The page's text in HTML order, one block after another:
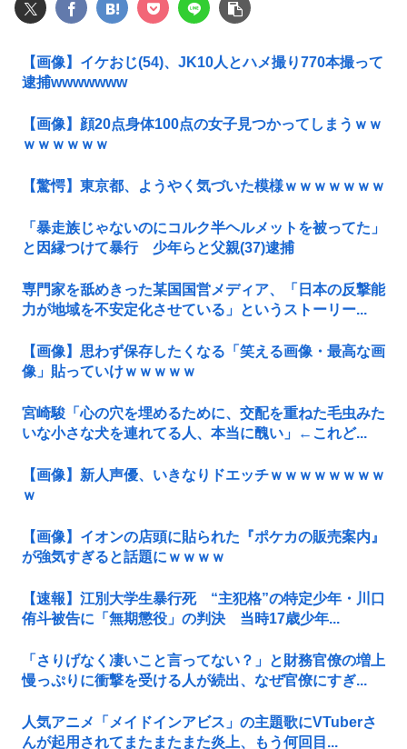
【画像】イケおじ(54)、JK10人とハメ撮り770本撮って
逮捕wwwwwww
【画像】顔20点身体100点の女子見つかってしまうｗｗ
ｗｗｗｗｗｗ
【驚愕】東京都、ようやく気づいた模様ｗｗｗｗｗｗｗ
「暴走族じゃないのにコルク半ヘルメットを被ってた」
と因縁つけて暴行 少年らと父親(37)逮捕
専門家を舐めきった某国国営メディア、「日本の反撃能
力が地域を不安定化させている」というストーリー...
【画像】思わず保存したくなる「笑える画像・最高な画
像」貼っていけｗｗｗｗｗ
宮崎駿「心の穴を埋めるために、交配を重ねた毛虫みた
いな小さな犬を連れてる人、本当に醜い」←これど...
【画像】新人声優、いきなりドエッチｗｗｗｗｗｗｗｗ
ｗ
【画像】イオンの店頭に貼られた『ポケカの販売案内』
が強気すぎると話題にｗｗｗｗ
【速報】江別大学生暴行死 “主犯格”の特定少年・川口
侑斗被告に「無期懲役」の判決 当時17歳少年...
「さりげなく凄いこと言ってない？」と財務官僚の増上
慢っぷりに衝撃を受ける人が続出、なぜ官僚にすぎ...
人気アニメ「メイドインアビス」の主題歌にVTuberさ
んが起用されてまたまたまた炎上、もう何回目...